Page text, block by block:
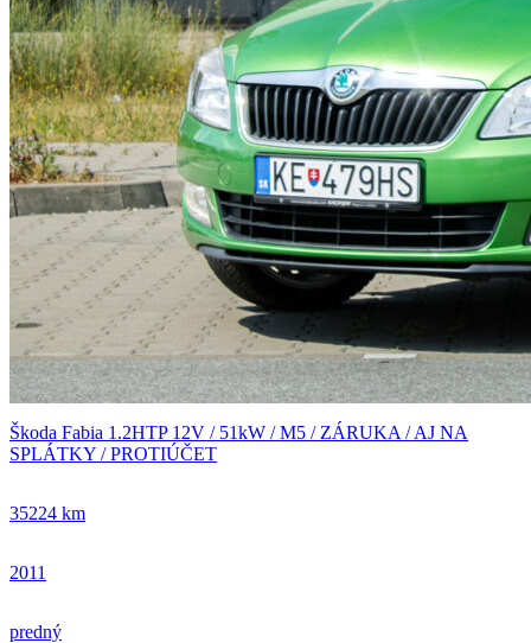
Škoda Fabia 1.2HTP 12V / 51kW / M5 / ZÁRUKA / AJ NA
SPLÁTKY / PROTIÚČET
35224 km
2011
predný